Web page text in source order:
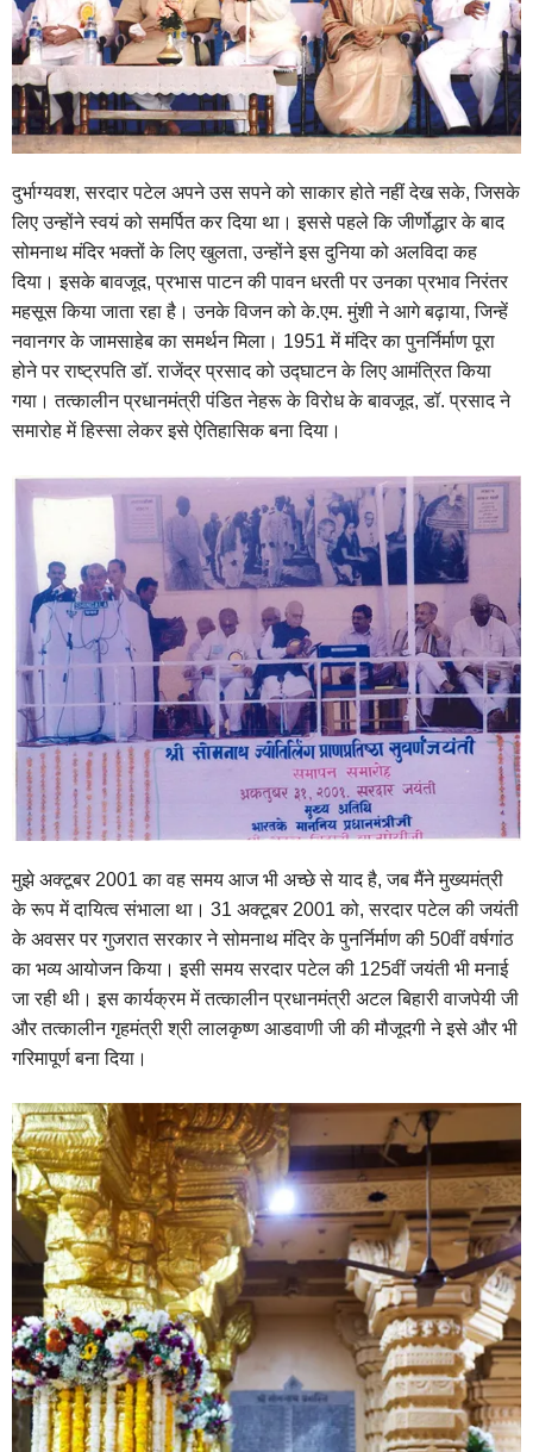
दुर्भाग्यवश, सरदार पटेल अपने उस सपने को साकार होते नहीं देख सके, जिसके
लिए उन्होंने स्वयं को समर्पित कर दिया था। इससे पहले कि जीर्णोद्धार के बाद
सोमनाथ मंदिर भक्तों के लिए खुलता, उन्होंने इस दुनिया को अलविदा कह
दिया। इसके बावजूद, प्रभास पाटन की पावन धरती पर उनका प्रभाव निरंतर
महसूस किया जाता रहा है। उनके विजन को के.एम. मुंशी ने आगे बढ़ाया, जिन्हें
नवानगर के जामसाहेब का समर्थन मिला। 1951 में मंदिर का पुनर्निर्माण पूरा
होने पर राष्ट्रपति डॉ. राजेंद्र प्रसाद को उद्घाटन के लिए आमंत्रित किया
गया। तत्कालीन प्रधानमंत्री पंडित नेहरू के विरोध के बावजूद, डॉ. प्रसाद ने
समारोह में हिस्सा लेकर इसे ऐतिहासिक बना दिया।
मुझे अक्टूबर 2001 का वह समय आज भी अच्छे से याद है, जब मैंने मुख्यमंत्री
के रूप में दायित्व संभाला था। 31 अक्टूबर 2001 को, सरदार पटेल की जयंती
के अवसर पर गुजरात सरकार ने सोमनाथ मंदिर के पुनर्निर्माण की 50वीं वर्षगांठ
का भव्य आयोजन किया। इसी समय सरदार पटेल की 125वीं जयंती भी मनाई
जा रही थी। इस कार्यक्रम में तत्कालीन प्रधानमंत्री अटल बिहारी वाजपेयी जी
और तत्कालीन गृहमंत्री श्री लालकृष्ण आडवाणी जी की मौजूदगी ने इसे और भी
गरिमापूर्ण बना दिया।